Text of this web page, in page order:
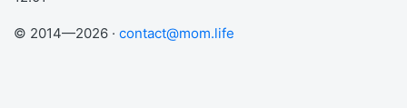
© 2014—2026 · contact@mom.life